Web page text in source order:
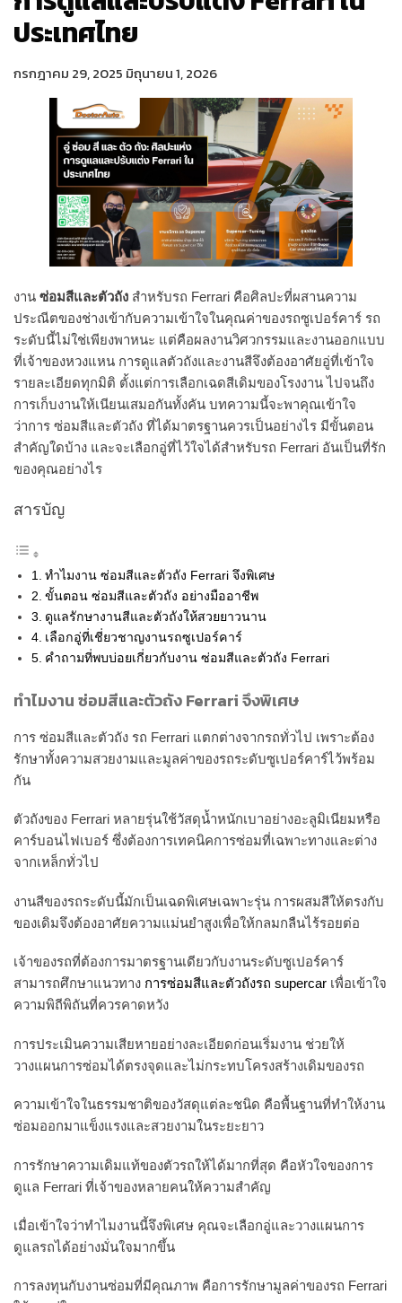
ประเทศไทย
กรกฎาคม 29, 2025 มิถุนายน 1, 2026
งาน ซ่อมสีและตัวถัง สำหรับรถ Ferrari คือศิลปะที่ผสานความ
ประณีตของช่างเข้ากับความเข้าใจในคุณค่าของรถซูเปอร์คาร์ รถ
ระดับนี้ไม่ใช่เพียงพาหนะ แต่คือผลงานวิศวกรรมและงานออกแบบ
ที่เจ้าของหวงแหน การดูแลตัวถังและงานสีจึงต้องอาศัยอู่ที่เข้าใจ
รายละเอียดทุกมิติ ตั้งแต่การเลือกเฉดสีเดิมของโรงงาน ไปจนถึง
การเก็บงานให้เนียนเสมอกันทั้งคัน บทความนี้จะพาคุณเข้าใจ
ว่าการ ซ่อมสีและตัวถัง ที่ได้มาตรฐานควรเป็นอย่างไร มีขั้นตอน
สำคัญใดบ้าง และจะเลือกอู่ที่ไว้ใจได้สำหรับรถ Ferrari อันเป็นที่รัก
ของคุณอย่างไร
สารบัญ
ทำไมงาน ซ่อมสีและตัวถัง Ferrari จึงพิเศษ
ขั้นตอน ซ่อมสีและตัวถัง อย่างมืออาชีพ
ดูแลรักษางานสีและตัวถังให้สวยยาวนาน
เลือกอู่ที่เชี่ยวชาญงานรถซูเปอร์คาร์
คำถามที่พบบ่อยเกี่ยวกับงาน ซ่อมสีและตัวถัง Ferrari
ทำไมงาน ซ่อมสีและตัวถัง Ferrari จึงพิเศษ
การ ซ่อมสีและตัวถัง รถ Ferrari แตกต่างจากรถทั่วไป เพราะต้อง
รักษาทั้งความสวยงามและมูลค่าของรถระดับซูเปอร์คาร์ไว้พร้อม
กัน
ตัวถังของ Ferrari หลายรุ่นใช้วัสดุน้ำหนักเบาอย่างอะลูมิเนียมหรือ
คาร์บอนไฟเบอร์ ซึ่งต้องการเทคนิคการซ่อมที่เฉพาะทางและต่าง
จากเหล็กทั่วไป
งานสีของรถระดับนี้มักเป็นเฉดพิเศษเฉพาะรุ่น การผสมสีให้ตรงกับ
ของเดิมจึงต้องอาศัยความแม่นยำสูงเพื่อให้กลมกลืนไร้รอยต่อ
เจ้าของรถที่ต้องการมาตรฐานเดียวกับงานระดับซูเปอร์คาร์
สามารถศึกษาแนวทาง การซ่อมสีและตัวถังรถ supercar เพื่อเข้าใจ
ความพิถีพิถันที่ควรคาดหวัง
การประเมินความเสียหายอย่างละเอียดก่อนเริ่มงาน ช่วยให้
วางแผนการซ่อมได้ตรงจุดและไม่กระทบโครงสร้างเดิมของรถ
ความเข้าใจในธรรมชาติของวัสดุแต่ละชนิด คือพื้นฐานที่ทำให้งาน
ซ่อมออกมาแข็งแรงและสวยงามในระยะยาว
การรักษาความเดิมแท้ของตัวรถให้ได้มากที่สุด คือหัวใจของการ
ดูแล Ferrari ที่เจ้าของหลายคนให้ความสำคัญ
เมื่อเข้าใจว่าทำไมงานนี้จึงพิเศษ คุณจะเลือกอู่และวางแผนการ
ดูแลรถได้อย่างมั่นใจมากขึ้น
การลงทุนกับงานซ่อมที่มีคุณภาพ คือการรักษามูลค่าของรถ Ferrari